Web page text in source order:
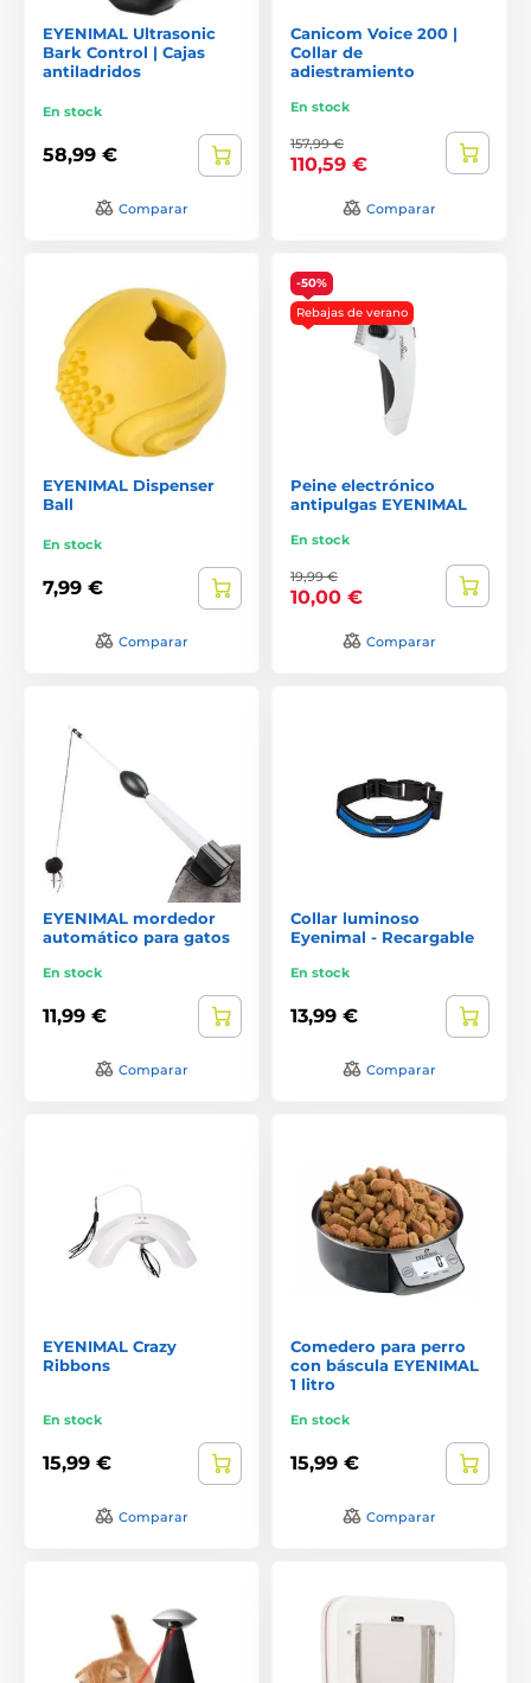
EYENIMAL Ultrasonic
Bark Control | Cajas
antiladridos
En stock
58,99 €
Comparar
Canicom Voice 200 |
Collar de
adiestramiento
En stock
157,99 €
110,59 €
Comparar
EYENIMAL Dispenser
Ball
En stock
7,99 €
Comparar
-50%
Rebajas de verano
Peine electrónico
antipulgas EYENIMAL
En stock
19,99 €
10,00 €
Comparar
EYENIMAL mordedor
automático para gatos
En stock
11,99 €
Comparar
Collar luminoso
Eyenimal - Recargable
En stock
13,99 €
Comparar
EYENIMAL Crazy
Ribbons
En stock
15,99 €
Comparar
Comedero para perro
con báscula EYENIMAL
1 litro
En stock
15,99 €
Comparar